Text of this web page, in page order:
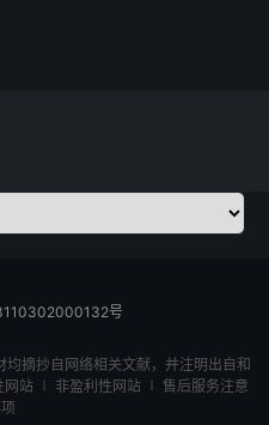
号
摘抄自网络相关文献，并注明出自和
站 ∣ 非盈利性网站 ∣ 售后服务注意